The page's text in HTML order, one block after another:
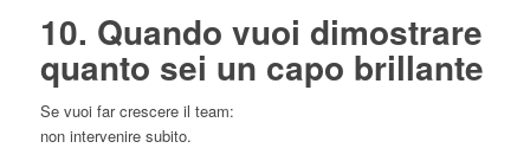
10. Quando vuoi dimostrare
quanto sei un capo brillante
Se vuoi far crescere il team:
non intervenire subito.